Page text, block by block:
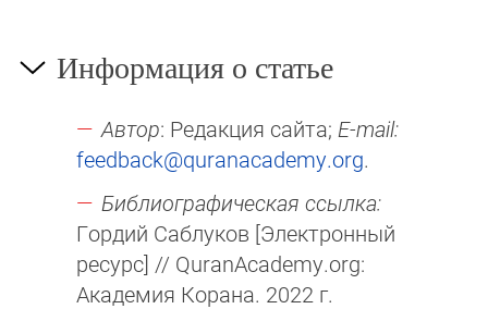
Информация о статье
Автор: Редакция сайта; E-mail:
feedback@quranacademy.org.
Библиографическая ссылка:
Гордий Саблуков [Электронный
ресурс] // QuranAcademy.org:
Академия Корана. 2022 г.